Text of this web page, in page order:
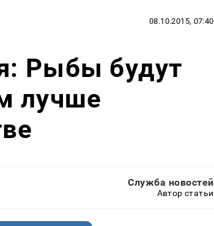
08.10.2015, 07:40
Рыбы будут
лучше
Служба новостей
Автор статьи